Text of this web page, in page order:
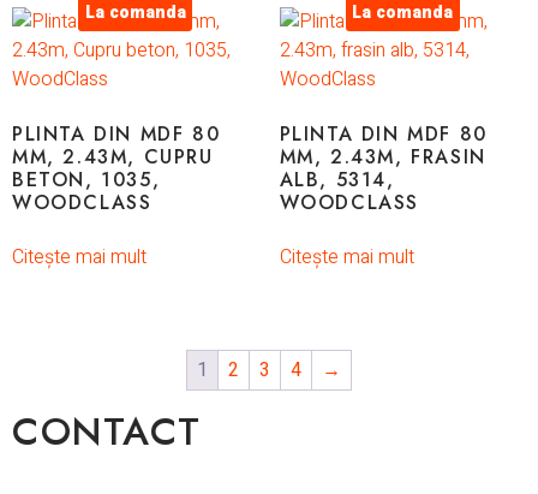
La comanda
PLINTA DIN MDF 80
MM, 2.43M, CUPRU
BETON, 1035,
WOODCLASS
Citește mai mult
La comanda
PLINTA DIN MDF 80
MM, 2.43M, FRASIN
ALB, 5314,
WOODCLASS
Citește mai mult
1 2 3 4 →
CONTACT